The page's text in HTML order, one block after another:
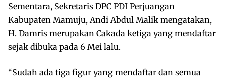
Sementara, Sekretaris DPC PDI Perjuangan
Kabupaten Mamuju, Andi Abdul Malik mengatakan,
H. Damris merupakan Cakada ketiga yang mendaftar
sejak dibuka pada 6 Mei lalu.
“Sudah ada tiga figur yang mendaftar dan semua